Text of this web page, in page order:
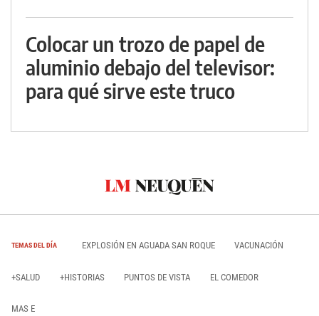
Colocar un trozo de papel de
aluminio debajo del televisor:
para qué sirve este truco
TEMAS DEL DÍA EXPLOSIÓN EN AGUADA SAN ROQUE VACUNACIÓN
+SALUD +HISTORIAS PUNTOS DE VISTA EL COMEDOR
MAS E